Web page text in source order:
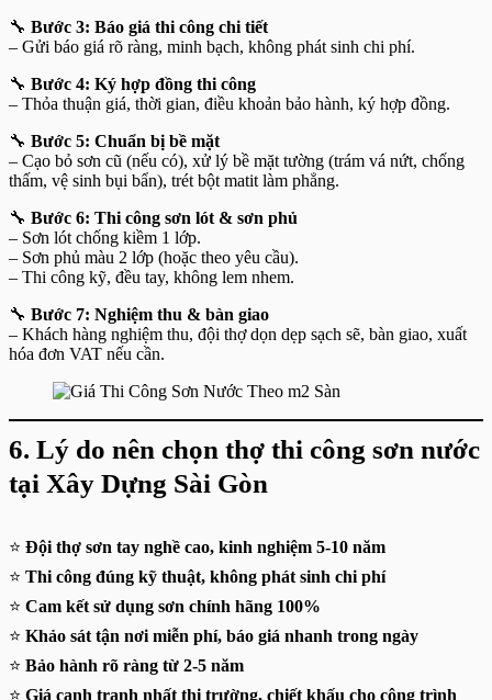
🔧 Bước 3: Báo giá thi công chi tiết
– Gửi báo giá rõ ràng, minh bạch, không phát sinh chi phí.
🔧 Bước 4: Ký hợp đồng thi công
– Thỏa thuận giá, thời gian, điều khoản bảo hành, ký hợp đồng.
🔧 Bước 5: Chuẩn bị bề mặt
– Cạo bỏ sơn cũ (nếu có), xử lý bề mặt tường (trám vá nứt, chống
thấm, vệ sinh bụi bẩn), trét bột matit làm phẳng.
🔧 Bước 6: Thi công sơn lót & sơn phủ
– Sơn lót chống kiềm 1 lớp.
– Sơn phủ màu 2 lớp (hoặc theo yêu cầu).
– Thi công kỹ, đều tay, không lem nhem.
🔧 Bước 7: Nghiệm thu & bàn giao
– Khách hàng nghiệm thu, đội thợ dọn dẹp sạch sẽ, bàn giao, xuất
hóa đơn VAT nếu cần.
6. Lý do nên chọn thợ thi công sơn nước
tại Xây Dựng Sài Gòn
⭐ Đội thợ sơn tay nghề cao, kinh nghiệm 5-10 năm
⭐ Thi công đúng kỹ thuật, không phát sinh chi phí
⭐ Cam kết sử dụng sơn chính hãng 100%
⭐ Khảo sát tận nơi miễn phí, báo giá nhanh trong ngày
⭐ Bảo hành rõ ràng từ 2-5 năm
⭐ Giá cạnh tranh nhất thị trường, chiết khấu cho công trình